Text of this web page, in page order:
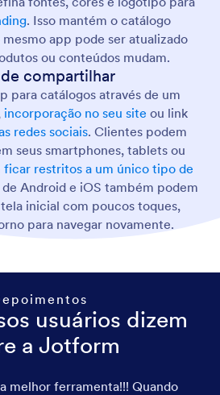
. Isso mantém o catálogo
app pode ser atualizado
ou conteúdos mudam.
compartilhar
para catálogos através de um
incorporação no seu site ou link
redes sociais. Clientes podem
seus smartphones, tablets ou
ficar restritos a um único tipo de
de Android e iOS também podem
inicial com poucos toques,
para navegar novamente.
usuários dizem
a Jotform
melhor ferramenta!!! Quando